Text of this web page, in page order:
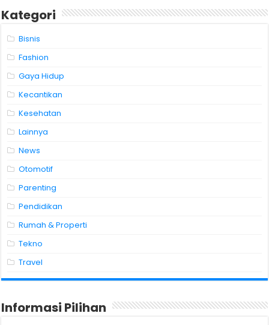
Kategori
Bisnis
Fashion
Gaya Hidup
Kecantikan
Kesehatan
Lainnya
News
Otomotif
Parenting
Pendidikan
Rumah & Properti
Tekno
Travel
Informasi Pilihan